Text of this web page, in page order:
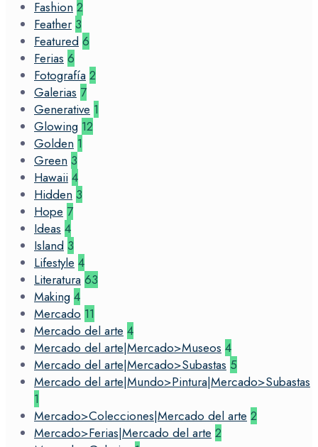
Fashion 2
Feather 3
Featured 6
Ferias 6
Fotografía 2
Galerias 7
Generative 1
Glowing 12
Golden 1
Green 3
Hawaii 4
Hidden 3
Hope 7
Ideas 4
Island 3
Lifestyle 4
Literatura 63
Making 4
Mercado 11
Mercado del arte 4
Mercado del arte|Mercado>Museos 4
Mercado del arte|Mercado>Subastas 5
Mercado del arte|Mundo>Pintura|Mercado>Subastas
1
Mercado>Colecciones|Mercado del arte 2
Mercado>Ferias|Mercado del arte 2